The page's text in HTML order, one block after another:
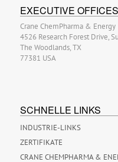
EXECUTIVE OFFICES
Crane ChemPharma & Energy
4526 Research Forest Drive,
The Woodlands, TX
77381 USA
SCHNELLE LINKS
INDUSTRIE-LINKS
ZERTIFIKATE
CRANE CHEMPHARMA &